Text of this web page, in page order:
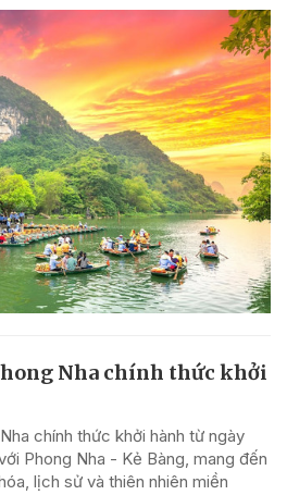
Nha chính thức khởi
chính thức khởi hành từ ngày
Phong Nha - Kẻ Bàng, mang đến
lịch sử và thiên nhiên miền